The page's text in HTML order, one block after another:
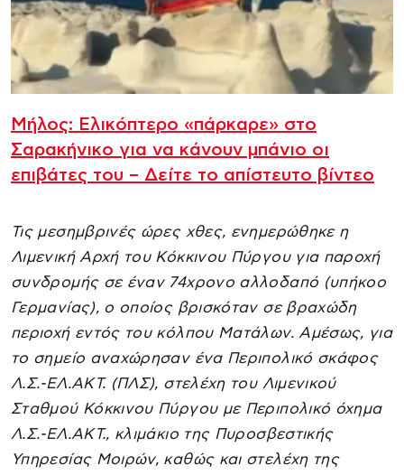
Μήλος: Ελικόπτερο «πάρκαρε» στο
Σαρακήνικο για να κάνουν μπάνιο οι
επιβάτες του – Δείτε το απίστευτο βίντεο
Τις μεσημβρινές ώρες χθες, ενημερώθηκε η
Λιμενική Αρχή του Κόκκινου Πύργου για παροχή
συνδρομής σε έναν 74χρονο αλλοδαπό (υπήκοο
Γερμανίας), ο οποίος βρισκόταν σε βραχώδη
περιοχή εντός του κόλπου Ματάλων. Αμέσως, για
το σημείο αναχώρησαν ένα Περιπολικό σκάφος
Λ.Σ.-ΕΛ.ΑΚΤ. (ΠΛΣ), στελέχη του Λιμενικού
Σταθμού Κόκκινου Πύργου με Περιπολικό όχημα
Λ.Σ.-ΕΛ.ΑΚΤ., κλιμάκιο της Πυροσβεστικής
Υπηρεσίας Μοιρών, καθώς και στελέχη της